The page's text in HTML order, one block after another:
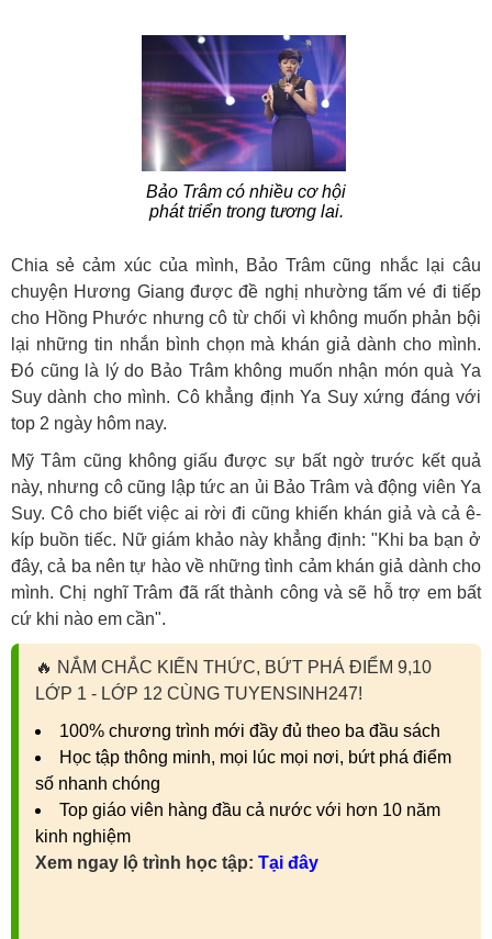
Bảo Trâm có nhiều cơ hội
phát triển trong tương lai.
Chia sẻ cảm xúc của mình, Bảo Trâm cũng nhắc lại câu
chuyện Hương Giang được đề nghị nhường tấm vé đi tiếp
cho Hồng Phước nhưng cô từ chối vì không muốn phản bội
lại những tin nhắn bình chọn mà khán giả dành cho mình.
Đó cũng là lý do Bảo Trâm không muốn nhận món quà Ya
Suy dành cho mình. Cô khẳng định Ya Suy xứng đáng với
top 2 ngày hôm nay.
Mỹ Tâm cũng không giấu được sự bất ngờ trước kết quả
này, nhưng cô cũng lập tức an ủi Bảo Trâm và động viên Ya
Suy. Cô cho biết việc ai rời đi cũng khiến khán giả và cả ê-
kíp buồn tiếc. Nữ giám khảo này khẳng định: "Khi ba bạn ở
đây, cả ba nên tự hào về những tình cảm khán giả dành cho
mình. Chị nghĩ Trâm đã rất thành công và sẽ hỗ trợ em bất
cứ khi nào em cần".
🔥 NẮM CHẮC KIẾN THỨC, BỨT PHÁ ĐIỂM 9,10
LỚP 1 - LỚP 12 CÙNG TUYENSINH247!
100% chương trình mới đầy đủ theo ba đầu sách
Học tập thông minh, mọi lúc mọi nơi, bứt phá điểm
số nhanh chóng
Top giáo viên hàng đầu cả nước với hơn 10 năm
kinh nghiệm
Xem ngay lộ trình học tập: Tại đây